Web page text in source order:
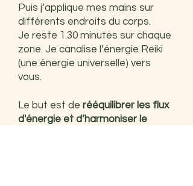
Puis j’applique mes mains sur
différents endroits du corps.
Je reste 1.30 minutes sur chaque
zone. Je canalise l’énergie Reiki
(une énergie universelle) vers
vous.
Le but est de rééquilibrer les flux
d'énergie et d’harmoniser le